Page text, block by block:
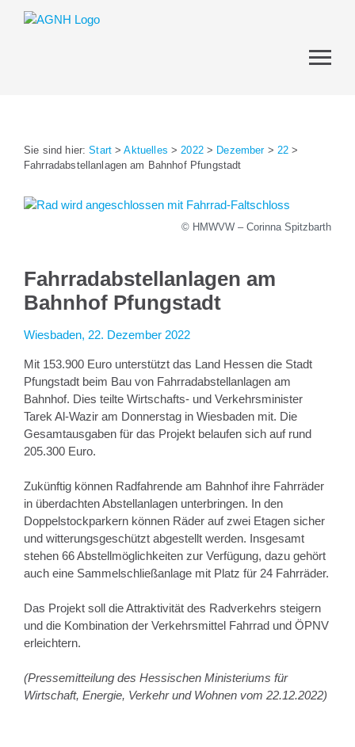
Sie sind hier:Start >Aktuelles >2022> Dezember> 22 >
Fahrradabstellanlagen am Bahnhof Pfungstadt
© HMWVW – Corinna Spitzbarth
Fahrradabstellanlagen am
Bahnhof Pfungstadt
Wiesbaden, 22. Dezember 2022
Mit 153.900 Euro unterstützt das Land Hessen die Stadt
Pfungstadt beim Bau von Fahrradabstellanlagen am
Bahnhof. Dies teilte Wirtschafts- und Verkehrsminister
Tarek Al-Wazir am Donnerstag in Wiesbaden mit. Die
Gesamtausgaben für das Projekt belaufen sich auf rund
205.300 Euro.
Zukünftig können Radfahrende am Bahnhof ihre Fahrräder
in überdachten Abstellanlagen unterbringen. In den
Doppelstockparkern können Räder auf zwei Etagen sicher
und witterungsgeschützt abgestellt werden. Insgesamt
stehen 66 Abstellmöglichkeiten zur Verfügung, dazu gehört
auch eine Sammelschließanlage mit Platz für 24 Fahrräder.
Das Projekt soll die Attraktivität des Radverkehrs steigern
und die Kombination der Verkehrsmittel Fahrrad und ÖPNV
erleichtern.
(Pressemitteilung des Hessischen Ministeriums für
Wirtschaft, Energie, Verkehr und Wohnen vom 22.12.2022)